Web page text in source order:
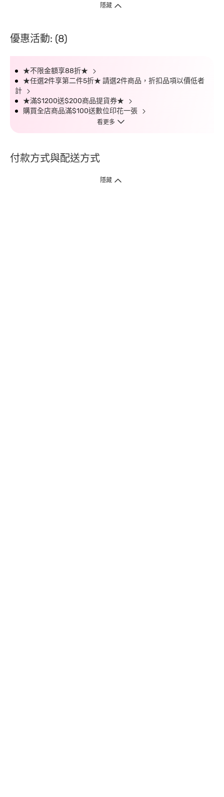
隱藏
優惠活動: (8)
★不限金額享88折★
★任選2件享第二件5折★ 請選2件商品，折扣品項以價低者
計
★滿$1200送$200商品提貨券★
購買全店商品滿$100送數位印花一張
看更多
付款方式與配送方式
隱藏